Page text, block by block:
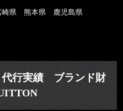
県 熊本県 鹿児島県
行実績 ブランド財